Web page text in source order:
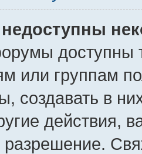
доступны
или группам
создавать в
действия,
разрешение.